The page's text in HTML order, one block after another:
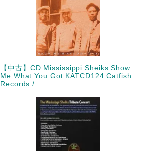
【中古】CD Mississippi Sheiks Show
Me What You Got KATCD124 Catfish
Records /...